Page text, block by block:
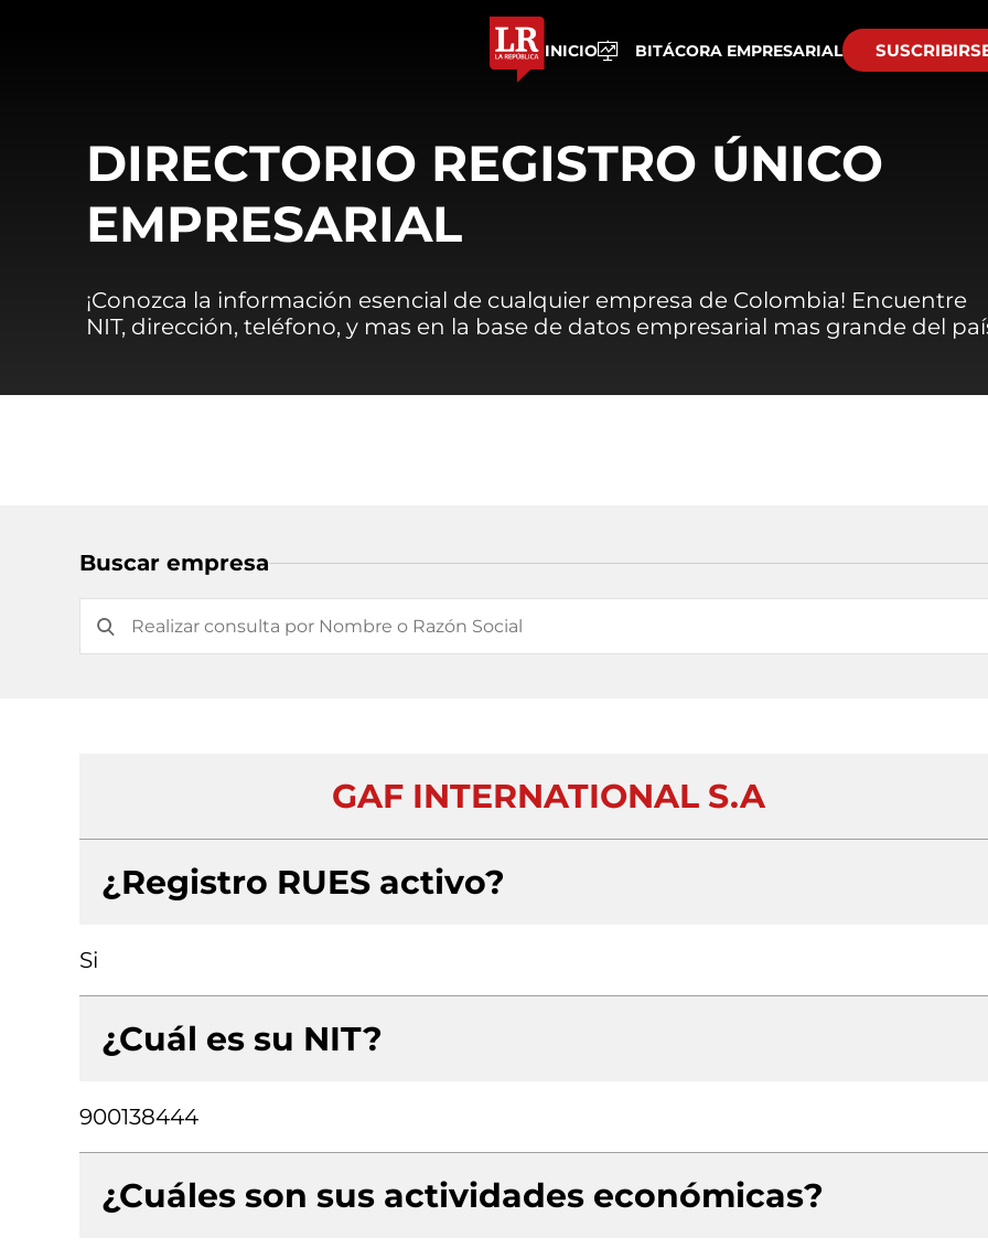
INICIO BITÁCORA EMPRESARIAL
DIRECTORIO REGISTRO ÚNICO
EMPRESARIAL
¡Conozca la información esencial de cualquier empresa de Colombia! Encuentre
NIT, dirección, teléfono, y mas en la base de datos empresarial mas grande del
Buscar empresa
GAF INTERNATIONAL S.A
¿Registro RUES activo?
Si
¿Cuál es su NIT?
900138444
¿Cuáles son sus actividades económicas?